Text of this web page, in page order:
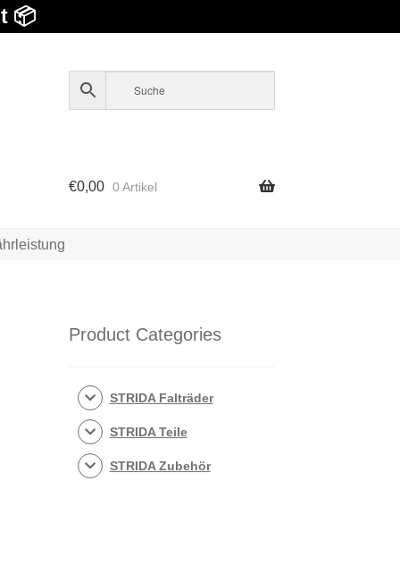
📦
€0,00 0 Artikel
Product Categories
STRIDA Falträder
STRIDA Teile
STRIDA Zubehör